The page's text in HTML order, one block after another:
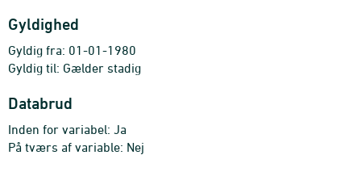
Gyldighed
Gyldig fra: 01-01-1980
Gyldig til: Gælder stadig
Databrud
Inden for variabel: Ja
På tværs af variable: Nej